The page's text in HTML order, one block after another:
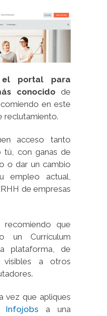
el portal para
conocido de
en este
reclutamiento.
acceso tanto
tú, con ganas de
o dar un cambio
empleo actual,
de empresas
que
un Currículum
plataforma, de
visibles a otros
vez que apliques
Infojobs a una